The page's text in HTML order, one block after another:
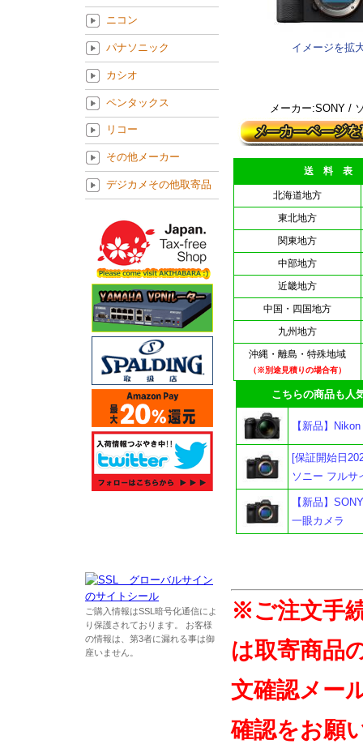
イメージを拡
メーカー:SONY /
送 料 表
北海道地方
東北地方
関東地方
中部地方
近畿地方
中国・四国地方
九州地方
沖縄・離島・特殊地域
（※別途見積りの場合有）
こちらの商品も人気
【新品】
[保証開始日
ソニー フルサ
【新品】
一眼カメラ
※ご注文手
は取寄商品
文確認メー
確認をお願
ニコン
パナソニック
カシオ
ペンタックス
リコー
その他メーカー
デジカメその他取寄品
ご購入情報はSSL暗号化通信によ
り保護されております。 お客様
の情報は、第3者に漏れる事は御
座いません。